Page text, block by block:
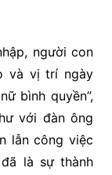
người con
và vị trí ngày
bình quyền”,
với đàn ông
lẫn công việc
là sự thành